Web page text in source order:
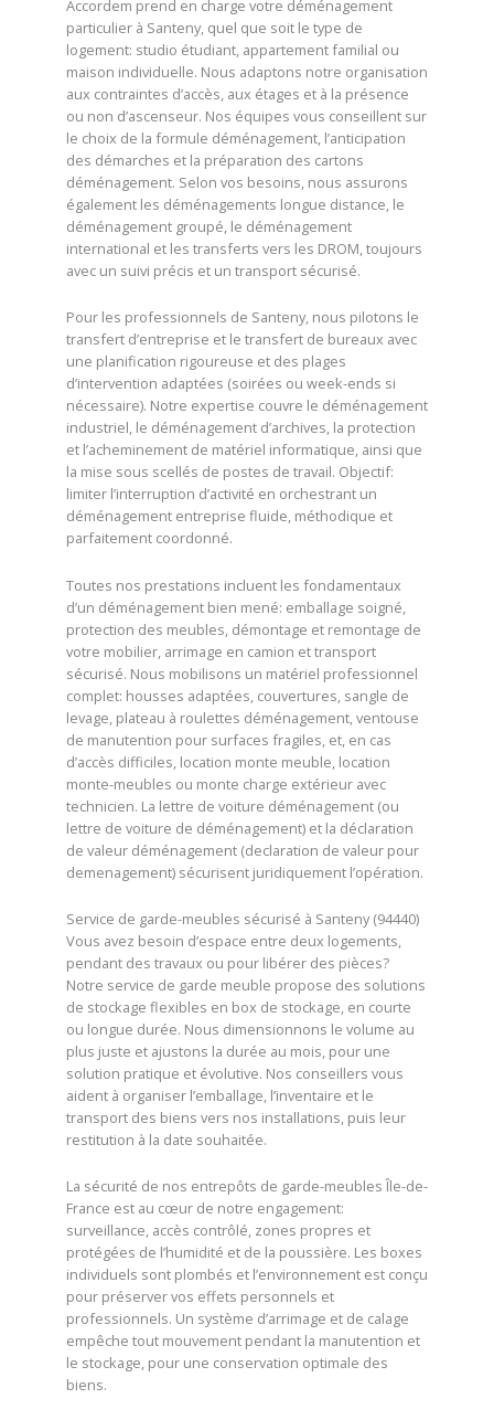
Accordem prend en charge votre déménagement
particulier à Santeny, quel que soit le type de
logement: studio étudiant, appartement familial ou
maison individuelle. Nous adaptons notre organisation
aux contraintes d’accès, aux étages et à la présence
ou non d’ascenseur. Nos équipes vous conseillent sur
le choix de la formule déménagement, l’anticipation
des démarches et la préparation des cartons
déménagement. Selon vos besoins, nous assurons
également les déménagements longue distance, le
déménagement groupé, le déménagement
international et les transferts vers les DROM, toujours
avec un suivi précis et un transport sécurisé.
Pour les professionnels de Santeny, nous pilotons le
transfert d’entreprise et le transfert de bureaux avec
une planification rigoureuse et des plages
d’intervention adaptées (soirées ou week-ends si
nécessaire). Notre expertise couvre le déménagement
industriel, le déménagement d’archives, la protection
et l’acheminement de matériel informatique, ainsi que
la mise sous scellés de postes de travail. Objectif:
limiter l’interruption d’activité en orchestrant un
déménagement entreprise fluide, méthodique et
parfaitement coordonné.
Toutes nos prestations incluent les fondamentaux
d’un déménagement bien mené: emballage soigné,
protection des meubles, démontage et remontage de
votre mobilier, arrimage en camion et transport
sécurisé. Nous mobilisons un matériel professionnel
complet: housses adaptées, couvertures, sangle de
levage, plateau à roulettes déménagement, ventouse
de manutention pour surfaces fragiles, et, en cas
d’accès difficiles, location monte meuble, location
monte-meubles ou monte charge extérieur avec
technicien. La lettre de voiture déménagement (ou
lettre de voiture de déménagement) et la déclaration
de valeur déménagement (declaration de valeur pour
demenagement) sécurisent juridiquement l’opération.
Service de garde-meubles sécurisé à Santeny (94440)
Vous avez besoin d’espace entre deux logements,
pendant des travaux ou pour libérer des pièces?
Notre service de garde meuble propose des solutions
de stockage flexibles en box de stockage, en courte
ou longue durée. Nous dimensionnons le volume au
plus juste et ajustons la durée au mois, pour une
solution pratique et évolutive. Nos conseillers vous
aident à organiser l’emballage, l’inventaire et le
transport des biens vers nos installations, puis leur
restitution à la date souhaitée.
La sécurité de nos entrepôts de garde-meubles Île-de-
France est au cœur de notre engagement:
surveillance, accès contrôlé, zones propres et
protégées de l’humidité et de la poussière. Les boxes
individuels sont plombés et l’environnement est conçu
pour préserver vos effets personnels et
professionnels. Un système d’arrimage et de calage
empêche tout mouvement pendant la manutention et
le stockage, pour une conservation optimale des
biens.